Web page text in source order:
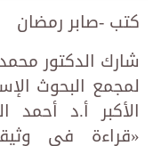
كتب -صابر رمضان
شارك الدكتور
لمجمع البحوث
الأكبر أ.د
«قراءة في